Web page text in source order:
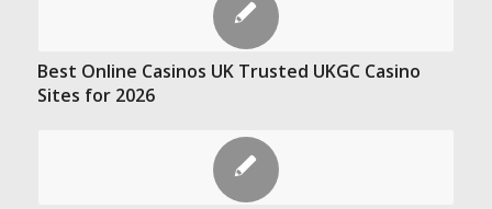
Best Online Casinos UK Trusted UKGC Casino
Sites for 2026